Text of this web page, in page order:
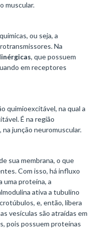
muscular.
ou seja, a
Na
, que possuem
em receptores
quimioexcitável, na qual a
É na região
junção neuromuscular.
sua membrana, o que
Com isso, há influxo
uma proteína, a
ativa a tubulino
e, então, libera
vesículas são atraídas em
pois possuem proteínas